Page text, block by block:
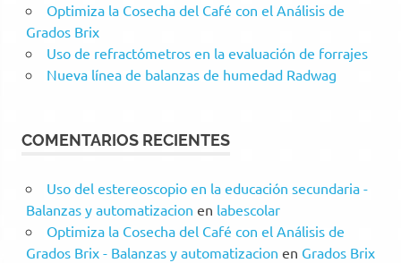
Optimiza la Cosecha del Café con el Análisis de
Grados Brix
Uso de refractómetros en la evaluación de forrajes
Nueva línea de balanzas de humedad Radwag
COMENTARIOS RECIENTES
Uso del estereoscopio en la educación secundaria -
Balanzas y automatizacion en labescolar
Optimiza la Cosecha del Café con el Análisis de
Grados Brix - Balanzas y automatizacion en Grados Brix